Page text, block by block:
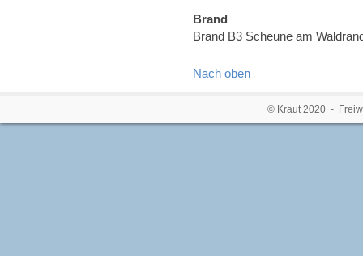
Brand
Brand B3 Scheune am
Nach oben
© Kraut 2020 -